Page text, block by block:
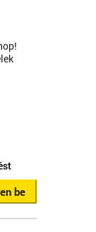
be